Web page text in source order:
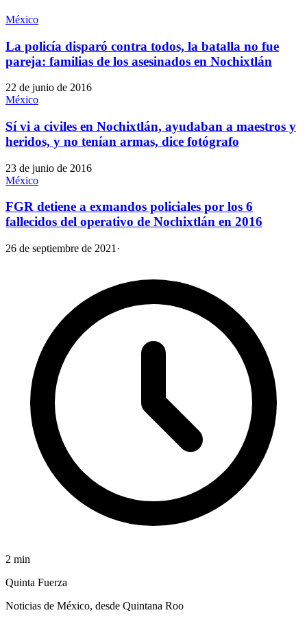
México
La policía disparó contra todos, la batalla no fue
pareja: familias de los asesinados en Nochixtlán
22 de junio de 2016
México
Sí vi a civiles en Nochixtlán, ayudaban a maestros y
heridos, y no tenían armas, dice fotógrafo
23 de junio de 2016
México
FGR detiene a exmandos policiales por los 6
fallecidos del operativo de Nochixtlán en 2016
26 de septiembre de 2021 ·
2 min
Quinta Fuerza
Noticias de México, desde Quintana Roo